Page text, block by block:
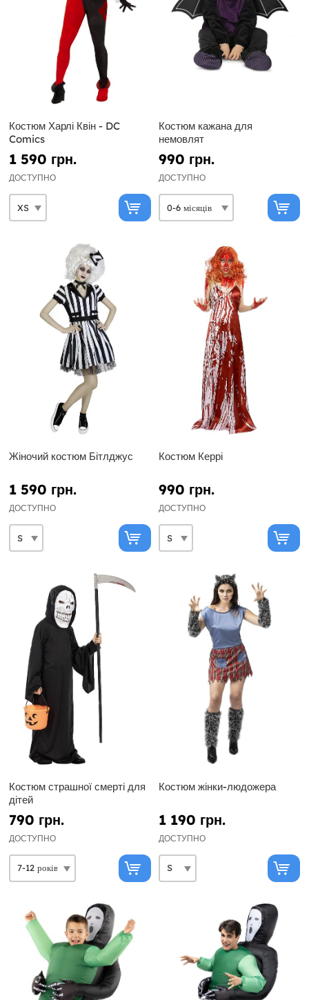
Костюм Харлі Квін - DC
Comics
1 590 грн.
ДОСТУПНО
Костюм кажана для
немовлят
990 грн.
ДОСТУПНО
Жіночий костюм Бітлджус
1 590 грн.
ДОСТУПНО
Костюм Керрі
990 грн.
ДОСТУПНО
Костюм страшної смерті для
дітей
790 грн.
ДОСТУПНО
Костюм жінки-людожера
1 190 грн.
ДОСТУПНО